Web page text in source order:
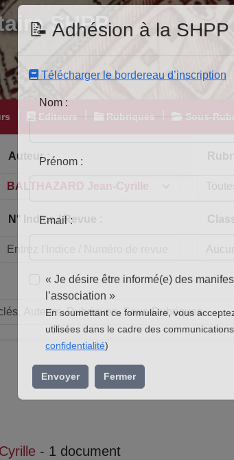
SHPP
Editeurs | Rubriques | Sous-
Auteur :
N° Indice / Revue :
- 1 document
Nom :
Prénom :
« Je désire être informé(e) des
l’association »
En soumettant ce formulaire, vous
utilisées dans le cadre des communications
Envoyer Fermer